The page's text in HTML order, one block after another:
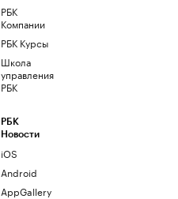
РБК
Компании
РБК Курсы
Школа
управления
РБК
РБК
Новости
iOS
Android
AppGallery